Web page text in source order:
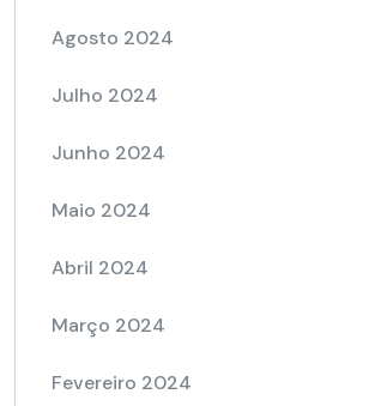
Agosto 2024
Julho 2024
Junho 2024
Maio 2024
Abril 2024
Março 2024
Fevereiro 2024